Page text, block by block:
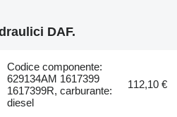
DAF.
Codice componente:
629134AM 1617399
1617399R, carburante:
diesel
112,10 €